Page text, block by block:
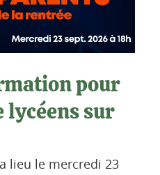
pour
lycéens sur
lieu le mercredi 23